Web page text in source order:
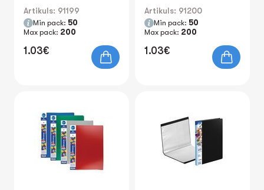
Artikuls: 91199
Min pack: 50
Max pack: 200
1.03€
Artikuls: 91200
Min pack: 50
Max pack: 200
1.03€